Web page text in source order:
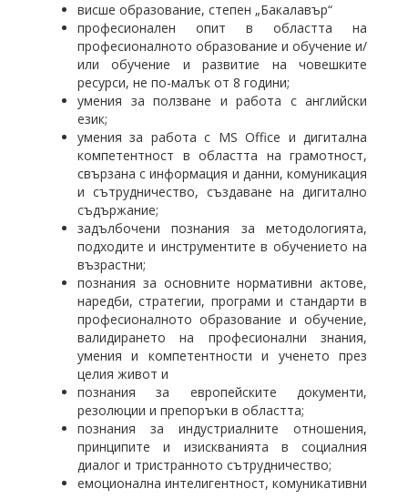
висше образование, степен „Бакалавър“
професионален опит в областта на
професионалното образование и обучение и/
или обучение и развитие на човешките
ресурси, не по-малък от 8 години;
умения за ползване и работа с английски
език;
умения за работа с MS Office и дигитална
компетентност в областта на грамотност,
свързана с информация и данни, комуникация
и сътрудничество, създаване на дигитално
съдържание;
задълбочени познания за методологията,
подходите и инструментите в обучението на
възрастни;
познания за основните нормативни актове,
наредби, стратегии, програми и стандарти в
професионалното образование и обучение,
валидирането на професионални знания,
умения и компетентности и ученето през
целия живот и
познания за европейските документи,
резолюции и препоръки в областта;
познания за индустриалните отношения,
принципите и изискванията в социалния
диалог и тристранното сътрудничество;
емоционална интелигентност, комуникативни